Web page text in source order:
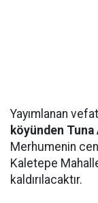
Yayımlanan
köyünden Tuna
Merhumenin
Kaletepe
kaldırılacaktır.